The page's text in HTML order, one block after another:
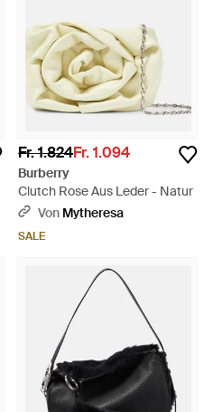
Fr. 1.824Fr. 1.094
Burberry
Clutch Rose Aus Leder - Natur
Von Mytheresa
SALE